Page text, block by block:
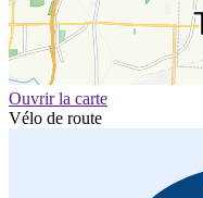
Ouvrir la carte
Vélo de route